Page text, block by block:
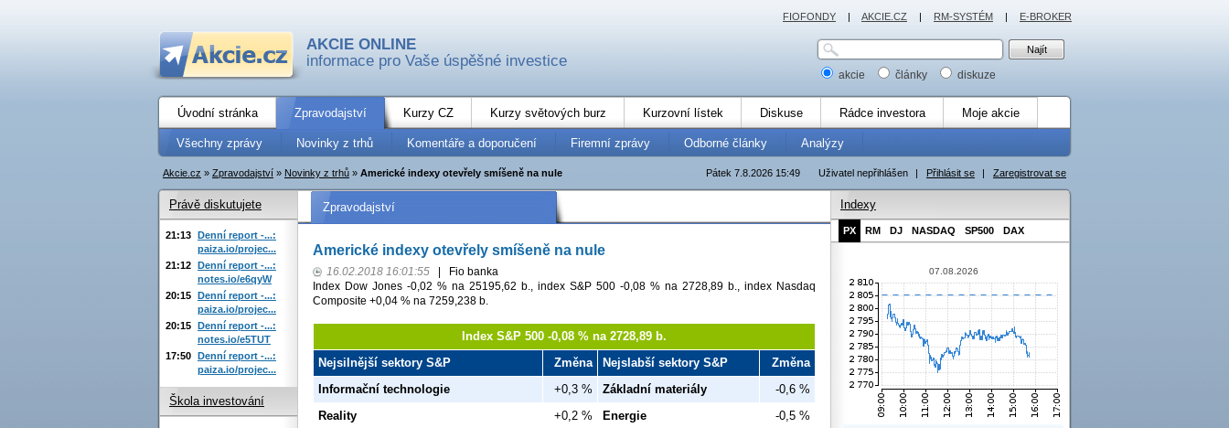
AKCIE ONLINE
informace pro Vaše úspěšné investice
akcie články diskuze
Úvodní stránka Zpravodajství Kurzy CZ Kurzy světových burz Kurzovní lístek Diskuse Rádce investora Moje akcie
Všechny zprávy Novinky z trhů Komentáře a doporučení Firemní zprávy Odborné články Analýzy
Uživatel nepřihlášen | Přihlásit se | Zaregistrovat se
Pátek 7.8.2026 15:49
Akcie.cz » Zpravodajství » Novinky z trhů » Americké indexy otevřely smíšeně na nule
Zpravodajství
Americké indexy otevřely smíšeně na nule
16.02.2018 16:01:55
Fio banka
Index Dow Jones -0,02 % na 25195,62 b., index S&P 500 -0,08 % na 2728,89 b., index Nasdaq
Composite +0,04 % na 7259,238 b.
Index S&P 500 -0,08 % na 2728,89 b.
Nejsilnější sektory S&P
Změna Nejslabší sektory S&P
Změna
Informační technologie
+0,3 % Základní materiály
-0,6 %
Reality
+0,2 % Energie
-0,5 %
Právě diskutujete
21:13 Denní report -...:
paiza.io/projec...
21:12 Denní report -...:
notes.io/e6qyW
20:15 Denní report -...:
paiza.io/projec...
20:15 Denní report -...:
notes.io/e5TUT
17:50 Denní report -...:
paiza.io/projec...
Škola investování
Indexy
PX RM DJ NASDAQ SP500 DAX
07.08.2026
FIOFONDY | AKCIE.CZ | RM-SYSTÉM | E-BROKER